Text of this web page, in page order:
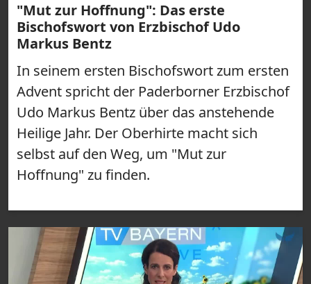
"Mut zur Hoffnung": Das erste
Bischofswort von Erzbischof Udo
Markus Bentz
In seinem ersten Bischofswort zum ersten
Advent spricht der Paderborner Erzbischof
Udo Markus Bentz über das anstehende
Heilige Jahr. Der Oberhirte macht sich
selbst auf den Weg, um "Mut zur
Hoffnung" zu finden.